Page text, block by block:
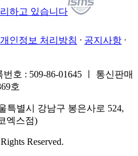
하고 있습니다
개인정보 처리방침
공지사항
호 : 509-86-01645 ㅣ 통신판매
호
특별시 강남구 봉은사로 524,
엑스점)
Reserved.